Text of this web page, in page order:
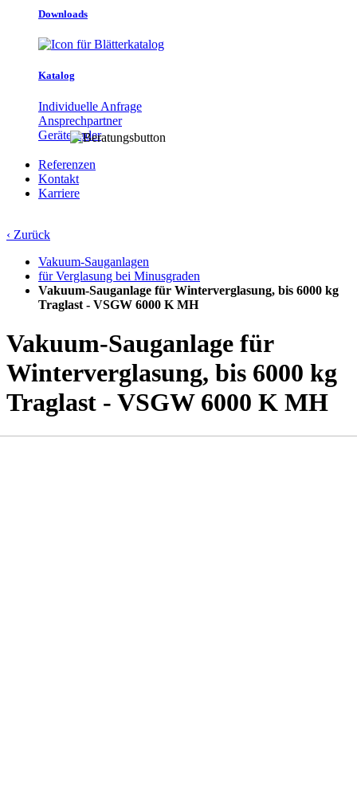
Downloads
Katalog
Individuelle Anfrage
Ansprechpartner
Gerätefinder
Referenzen
Kontakt
Karriere
‹ Zurück
Vakuum-Sauganlagen
für Verglasung bei Minusgraden
Vakuum-Sauganlage für Winterverglasung, bis 6000 kg
Traglast - VSGW 6000 K MH
Vakuum-Sauganlage für
Winterverglasung, bis 6000 kg
Traglast - VSGW 6000 K MH